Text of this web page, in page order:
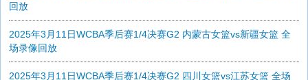
回放
2025年3月11日WCBA季后赛1/4决赛G2 内蒙古女篮vs新疆女篮 全
场录像回放
2025年3月11日WCBA季后赛1/4决赛G2 四川女篮vs江苏女篮 全场